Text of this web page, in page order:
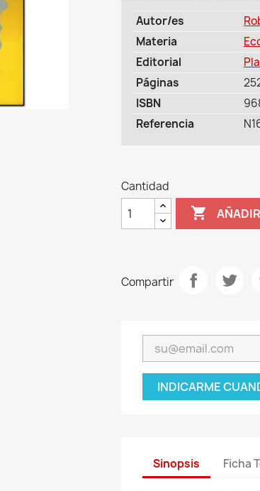
Autor/es
Materia
Editorial
Páginas
ISBN
Referencia
Cantidad

Compartir
INDICARME
Sinopsis Ficha